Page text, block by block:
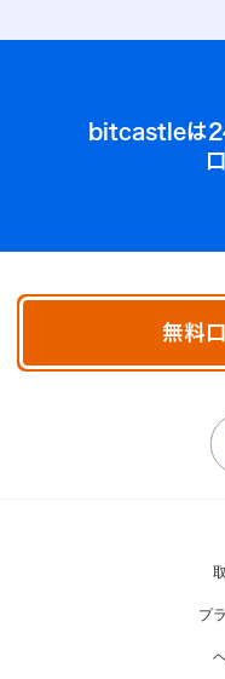
bitcastleは
無料
プ